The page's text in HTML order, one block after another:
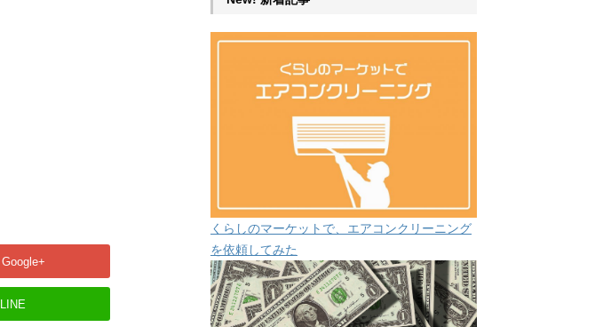
Google+
LINE
くらしのマーケットで、エアコンクリーニング
を依頼してみた